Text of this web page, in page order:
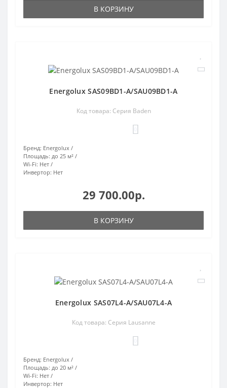
В КОРЗИНУ
Energolux SAS09BD1-A/SAU09BD1-A
Код товара: Серия Baden
Бренд: Energolux
Площадь: до 25 м²
Wi-Fi: Нет
Инвертор: Нет
29 700.00р.
В КОРЗИНУ
Energolux SAS07L4-A/SAU07L4-A
Код товара: Серия Lausanne
Бренд: Energolux
Площадь: до 20 м²
Wi-Fi: Нет
Инвертор: Нет